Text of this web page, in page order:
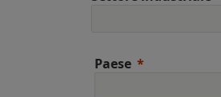
Paese